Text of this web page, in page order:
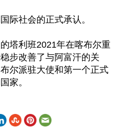
际社会的正式承认。
塔利班2021年在喀布尔重
步改善了与阿富汗的关
尔派驻大使和第一个正式